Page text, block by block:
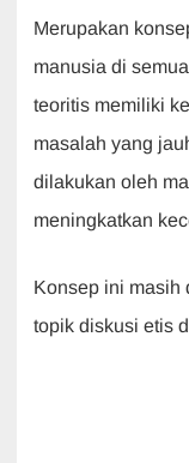
Merupakan
manusia di
teoritis memiliki
masalah yang
dilakukan oleh
meningkatkan
Konsep ini masih
topik diskusi etis